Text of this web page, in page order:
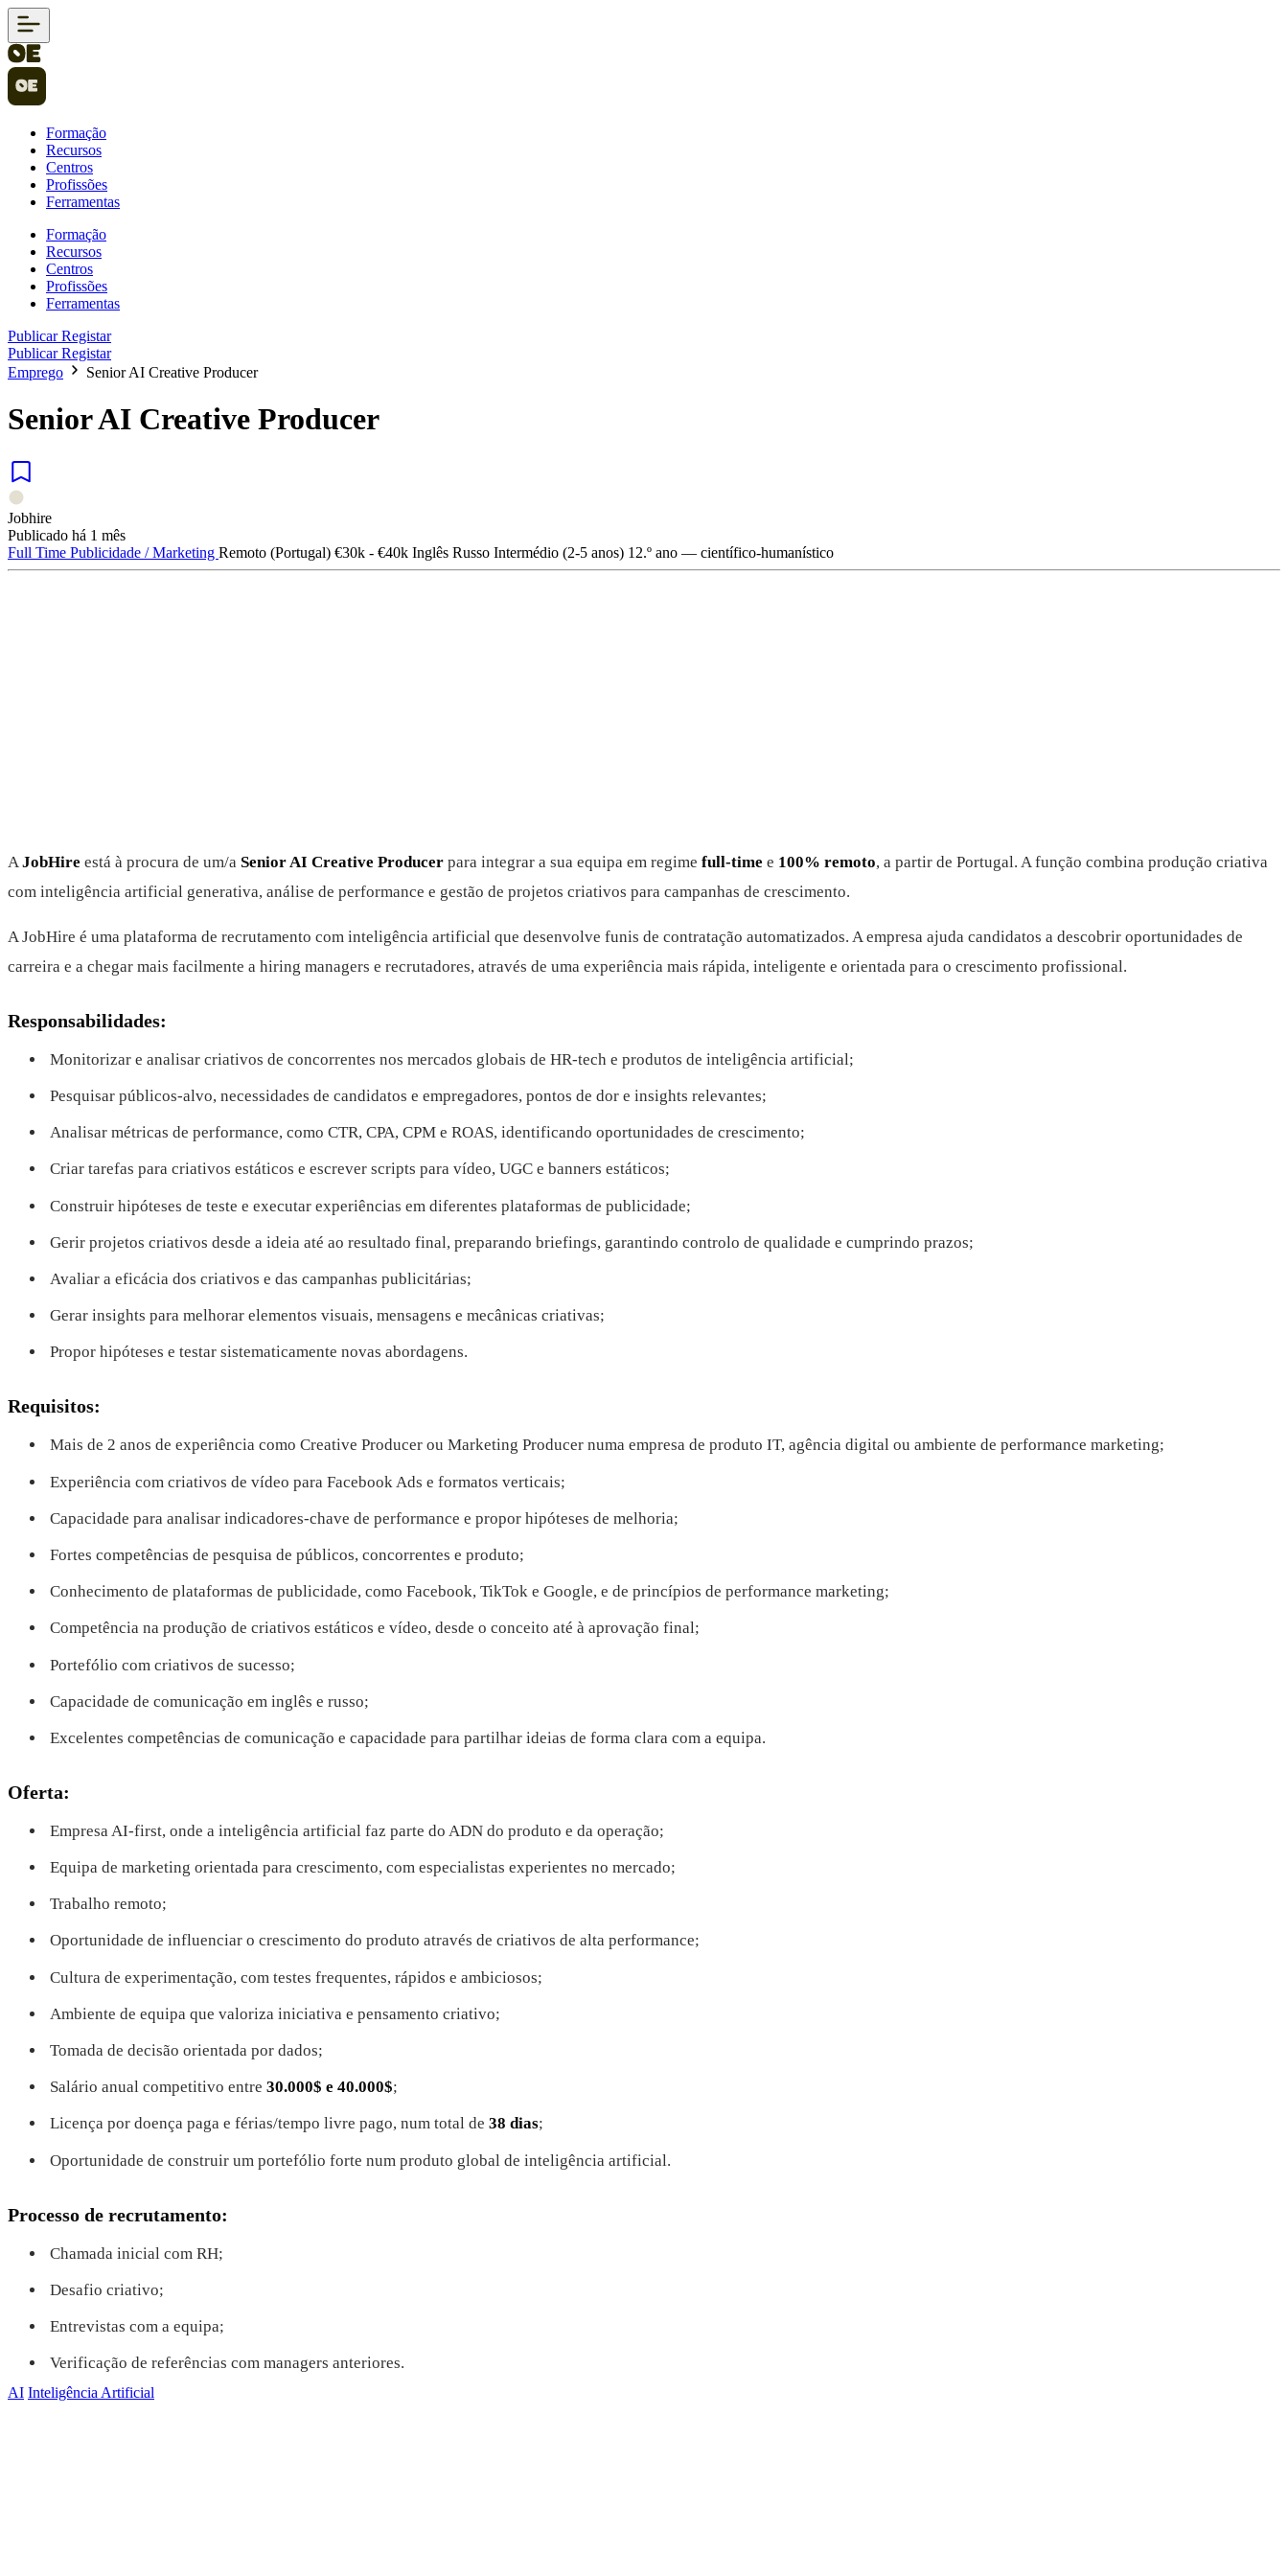
Formação
Recursos
Centros
Profissões
Ferramentas
Formação
Recursos
Centros
Profissões
Ferramentas
PublicarRegistar
PublicarRegistar
Emprego
Senior AI Creative Producer
Senior AI Creative Producer
Jobhire
Publicado há 1 mês
Full Time Publicidade / Marketing Remoto (Portugal) €30k - €40k Inglês Russo Intermédio (2-5 anos) 12.º ano — científico-humanístico
AJobHire está à procura de um/a Senior AI Creative Producer para integrar a sua equipa em regime full-time e 100% remoto, a partir de Portugal. A função combina produção criativa
com inteligência artificial generativa, análise de performance e gestão de projetos criativos para campanhas de crescimento.
A JobHire é uma plataforma de recrutamento com inteligência artificial que desenvolve funis de contratação automatizados. A empresa ajuda candidatos a descobrir oportunidades de
carreira e a chegar mais facilmente a hiring managers e recrutadores, através de uma experiência mais rápida, inteligente e orientada para o crescimento profissional.
Responsabilidades:
Monitorizar e analisar criativos de concorrentes nos mercados globais de HR-tech e produtos de inteligência artificial;
Pesquisar públicos-alvo, necessidades de candidatos e empregadores, pontos de dor e insights relevantes;
Analisar métricas de performance, como CTR, CPA, CPM e ROAS, identificando oportunidades de crescimento;
Criar tarefas para criativos estáticos e escrever scripts para vídeo, UGC e banners estáticos;
Construir hipóteses de teste e executar experiências em diferentes plataformas de publicidade;
Gerir projetos criativos desde a ideia até ao resultado final, preparando briefings, garantindo controlo de qualidade e cumprindo prazos;
Avaliar a eficácia dos criativos e das campanhas publicitárias;
Gerar insights para melhorar elementos visuais, mensagens e mecânicas criativas;
Propor hipóteses e testar sistematicamente novas abordagens.
Requisitos:
Mais de 2 anos de experiência como Creative Producer ou Marketing Producer numa empresa de produto IT, agência digital ou ambiente de performance marketing;
Experiência com criativos de vídeo para Facebook Ads e formatos verticais;
Capacidade para analisar indicadores-chave de performance e propor hipóteses de melhoria;
Fortes competências de pesquisa de públicos, concorrentes e produto;
Conhecimento de plataformas de publicidade, como Facebook, TikTok e Google, e de princípios de performance marketing;
Competência na produção de criativos estáticos e vídeo, desde o conceito até à aprovação final;
Portefólio com criativos de sucesso;
Capacidade de comunicação em inglês e russo;
Excelentes competências de comunicação e capacidade para partilhar ideias de forma clara com a equipa.
Oferta:
Empresa AI-first, onde a inteligência artificial faz parte do ADN do produto e da operação;
Equipa de marketing orientada para crescimento, com especialistas experientes no mercado;
Trabalho remoto;
Oportunidade de influenciar o crescimento do produto através de criativos de alta performance;
Cultura de experimentação, com testes frequentes, rápidos e ambiciosos;
Ambiente de equipa que valoriza iniciativa e pensamento criativo;
Tomada de decisão orientada por dados;
Salário anual competitivo entre 30.000$ e 40.000$;
Licença por doença paga e férias/tempo livre pago, num total de 38 dias;
Oportunidade de construir um portefólio forte num produto global de inteligência artificial.
Processo de recrutamento:
Chamada inicial com RH;
Desafio criativo;
Entrevistas com a equipa;
Verificação de referências com managers anteriores.
AI Inteligência Artificial